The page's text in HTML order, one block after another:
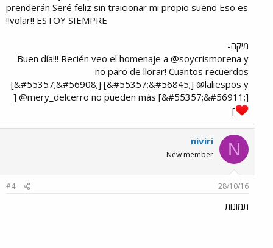
prenderán Seré feliz sin traicionar mi propio sueño Eso es
volar!! ESTOY SIEMPRE!!​
מיקה-
Buen día!!! Recién veo el homenaje a @soycrismorena y
no paro de llorar! Cuantos recuerdos
[&#55357;&#56908;] [&#55357;&#56845;] @laliespos y
@mery_delcerro no pueden más [&#55357;&#56911;] [
]
N
niviri
New member
28/10/16
#4
תמונות